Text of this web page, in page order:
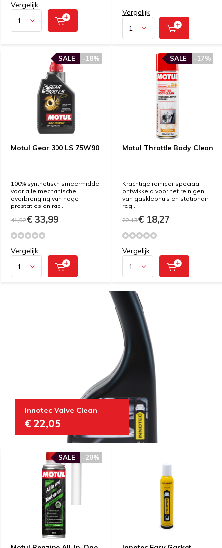
Vergelijk
Vergelijk
Motul Gear 300 LS 75W90
-18%
SALE
100% synthetisch smeermiddel
voor alle mechanische
overbrenging van hoge
prestaties en rac...
41,52€ 33,99
Vergelijk
Motul Throttle Body Clean
-17%
SALE
Krachtige reiniger speciaal
ontwikkeld voor het reinigen
van gasklephuis en stationair
reg...
22,13€ 18,27
Vergelijk
Innotec Valve Clean
€ 22,05
-20%
SALE